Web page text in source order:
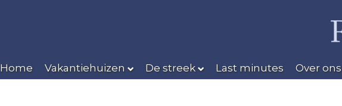
Home Vakantiehuizen De streek Last minutes Over ons